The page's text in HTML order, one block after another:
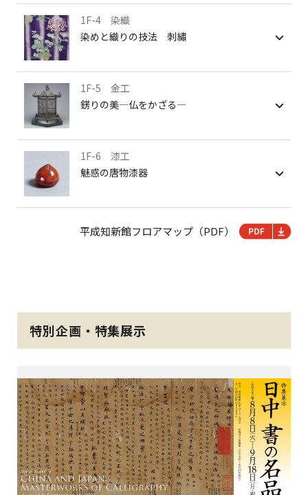
1F-4 染織
染めと織りの技法 刺繡
1F-5 金工
錺りの美―仏をかざる―
1F-6 漆工
魅惑の唐物漆器
平成知新館フロアマップ（PDF）
特別企画・特集展示